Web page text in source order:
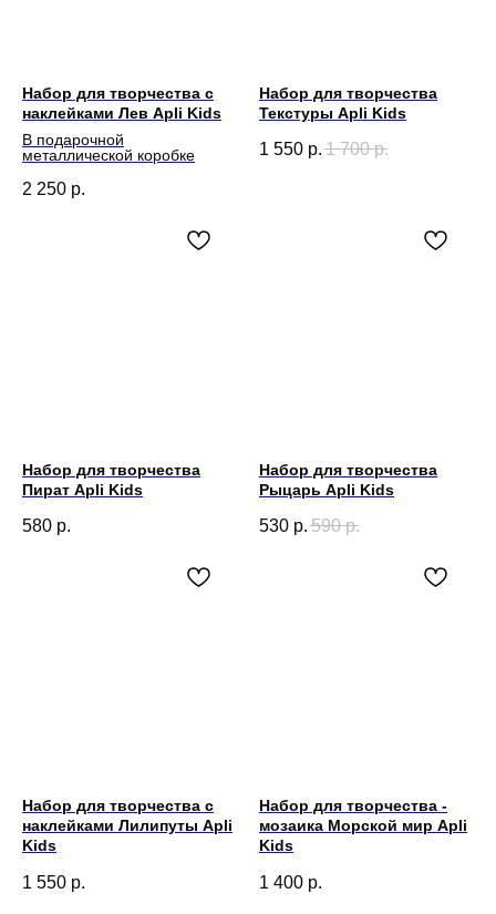
Набор для творчества с
наклейками Лев Apli Kids
В подарочной
металлической коробке
2 250 р.
Набор для творчества
Текстуры Apli Kids
1 550 р. 1 700 р.
Набор для творчества
Пират Apli Kids
580 р.
Набор для творчества
Рыцарь Apli Kids
530 р. 590 р.
Набор для творчества с
наклейками Лилипуты Apli
Kids
1 550 р.
Набор для творчества -
мозаика Морской мир Apli
Kids
1 400 р.